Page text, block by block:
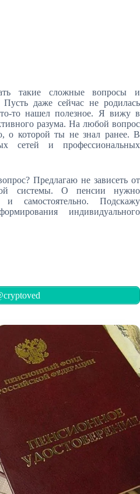
такие сложные вопросы и
даже сейчас не родилась
то нашел полезное. Я вижу в
разума. На любой вопрос
о которой ты не знал ранее. В
сетей и профессиональных
Предлагаю не зависеть от
системы. О пенсии нужно
самостоятельно. Подскажу
индивидуального